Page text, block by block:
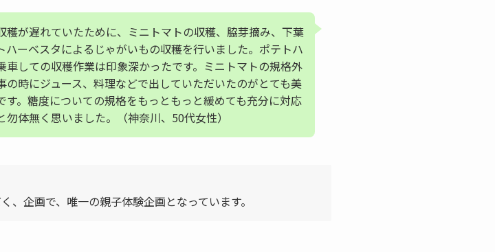
穫が遅れていたために、ミニトマトの収穫、脇芽摘み、下葉
ハーベスタによるじゃがいもの収穫を行いました。ポテトハ
車しての収穫作業は印象深かったです。ミニトマトの規格外
の時にジュース、料理などで出していただいたのがとても美
す。糖度についての規格をもっともっと緩めても充分に対応
勿体無く思いました。（神奈川、50代女性）
企画で、唯一の親子体験企画となっています。